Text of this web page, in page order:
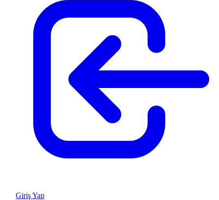
Giriş Yap